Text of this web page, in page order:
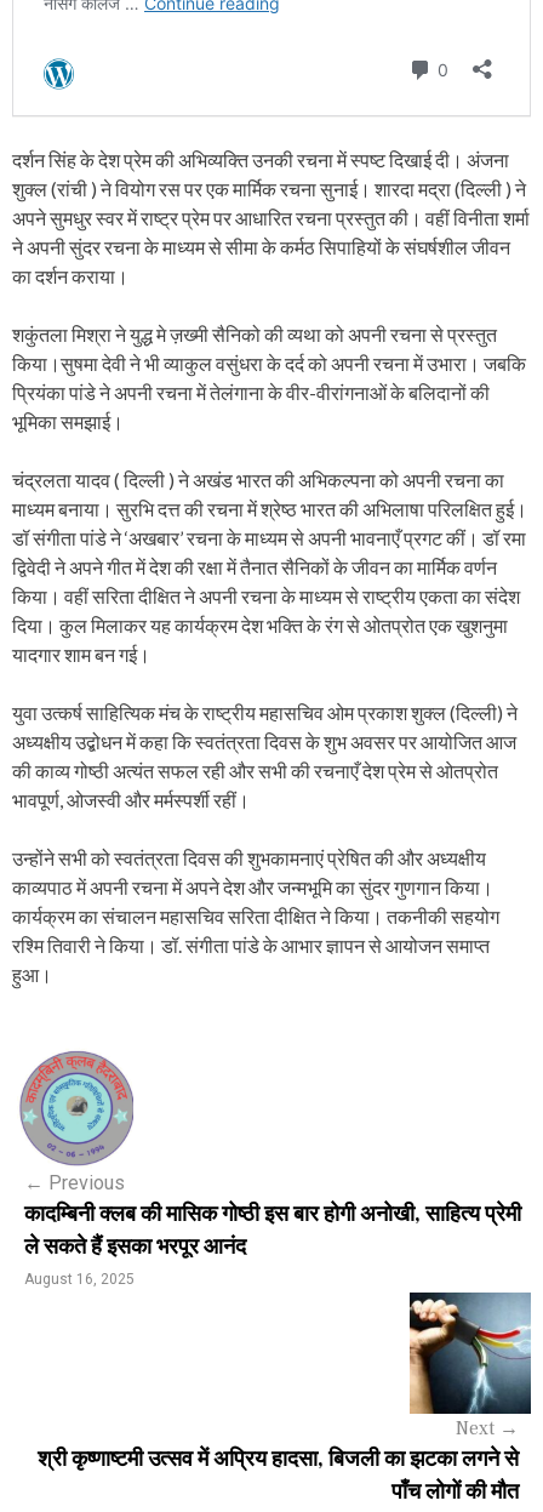
दर्शन सिंह के देश प्रेम की अभिव्यक्ति उनकी रचना में स्पष्ट दिखाई दी। अंजना
शुक्ल (रांची ) ने वियोग रस पर एक मार्मिक रचना सुनाई। शारदा मद्रा (दिल्ली ) ने
अपने सुमधुर स्वर में राष्ट्र प्रेम पर आधारित रचना प्रस्तुत की। वहीं विनीता शर्मा
ने अपनी सुंदर रचना के माध्यम से सीमा के कर्मठ सिपाहियों के संघर्षशील जीवन
का दर्शन कराया।
शकुंतला मिश्रा ने युद्ध मे ज़ख्मी सैनिको की व्यथा को अपनी रचना से प्रस्तुत
किया।सुषमा देवी ने भी व्याकुल वसुंधरा के दर्द को अपनी रचना में उभारा। जबकि
प्रियंका पांडे ने अपनी रचना में तेलंगाना के वीर-वीरांगनाओं के बलिदानों की
भूमिका समझाई।
चंद्रलता यादव ( दिल्ली ) ने अखंड भारत की अभिकल्पना को अपनी रचना का
माध्यम बनाया। सुरभि दत्त की रचना में श्रेष्ठ भारत की अभिलाषा परिलक्षित हुई।
डॉ संगीता पांडे ने ‘अखबार’ रचना के माध्यम से अपनी भावनाएँ प्रगट कीं। डॉ रमा
द्विवेदी ने अपने गीत में देश की रक्षा में तैनात सैनिकों के जीवन का मार्मिक वर्णन
किया। वहीं सरिता दीक्षित ने अपनी रचना के माध्यम से राष्ट्रीय एकता का संदेश
दिया। कुल मिलाकर यह कार्यक्रम देश भक्ति के रंग से ओतप्रोत एक खुशनुमा
यादगार शाम बन गई।
युवा उत्कर्ष साहित्यिक मंच के राष्ट्रीय महासचिव ओम प्रकाश शुक्ल (दिल्ली) ने
अध्यक्षीय उद्बोधन में कहा कि स्वतंत्रता दिवस के शुभ अवसर पर आयोजित आज
की काव्य गोष्ठी अत्यंत सफल रही और सभी की रचनाएँ देश प्रेम से ओतप्रोत
भावपूर्ण, ओजस्वी और मर्मस्पर्शी रहीं।
उन्होंने सभी को स्वतंत्रता दिवस की शुभकामनाएं प्रेषित की और अध्यक्षीय
काव्यपाठ में अपनी रचना में अपने देश और जन्मभूमि का सुंदर गुणगान किया।
कार्यक्रम का संचालन महासचिव सरिता दीक्षित ने किया। तकनीकी सहयोग
रश्मि तिवारी ने किया। डॉ. संगीता पांडे के आभार ज्ञापन से आयोजन समाप्त
हुआ।
P
o
n
a
← Previous
कादम्बिनी क्लब की मासिक गोष्ठी इस बार होगी अनोखी, साहित्य प्रेमी
ले सकते हैं इसका भरपूर आनंद
August 16, 2025
Next →
श्री कृष्णाष्टमी उत्सव में अप्रिय हादसा, बिजली का झटका लगने से
पाँच लोगों की मौत